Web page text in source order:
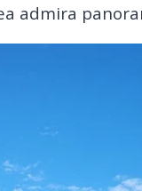
admira